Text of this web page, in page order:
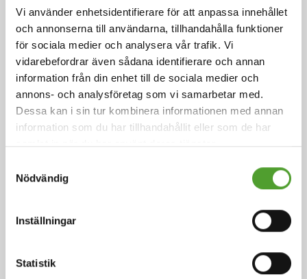
Vi använder enhetsidentifierare för att anpassa innehållet
och annonserna till användarna, tillhandahålla funktioner
för sociala medier och analysera vår trafik. Vi
vidarebefordrar även sådana identifierare och annan
information från din enhet till de sociala medier och
annons- och analysföretag som vi samarbetar med.
Dessa kan i sin tur kombinera informationen med annan
information som du har tillhandahållit eller som de har
samlat in när du har använt deras tjänster.
Nödvändig
Inställningar
Statistik
Artikel
Arom är sinnesintrycket av mat eller annan substans
och bestäms främst av de kemiska sinnena